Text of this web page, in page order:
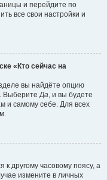
и перейдите по
все свои настройки и
«Кто сейчас на
вы найдёте опцию
. ВыберитеДа, и вы будете
и самому себе. Для всех
другому часовому поясу, а
измените в личных